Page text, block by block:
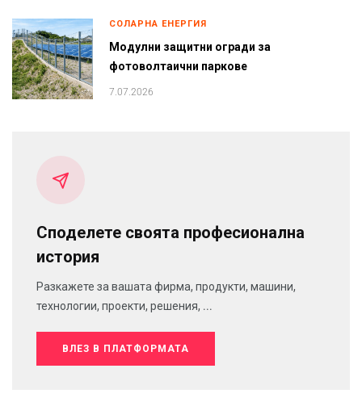
СОЛАРНА ЕНЕРГИЯ
Модулни защитни огради за
фотоволтаични паркове
7.07.2026
Споделете своята професионална
история
Разкажете за вашата фирма, продукти, машини,
технологии, проекти, решения, ...
ВЛЕЗ В ПЛАТФОРМАТА